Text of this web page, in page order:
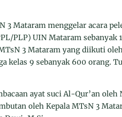
3 Mataram menggelar acara
PLP) UIN Mataram sebanyak
3 Mataram yang diikuti
kelas 9 sebanyak 600 orang.
ayat suci Al-Qur’an
oleh Kepala MTsN 3